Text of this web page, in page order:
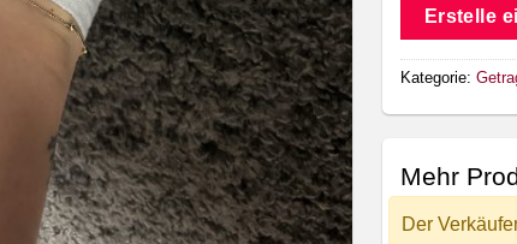
Erstelle
Kategorie:
Mehr
Der